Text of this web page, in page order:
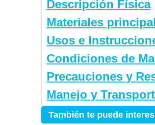
Descripción Física
Materiales
Usos e
Condiciones de
Precauciones y
Manejo y
También te puede